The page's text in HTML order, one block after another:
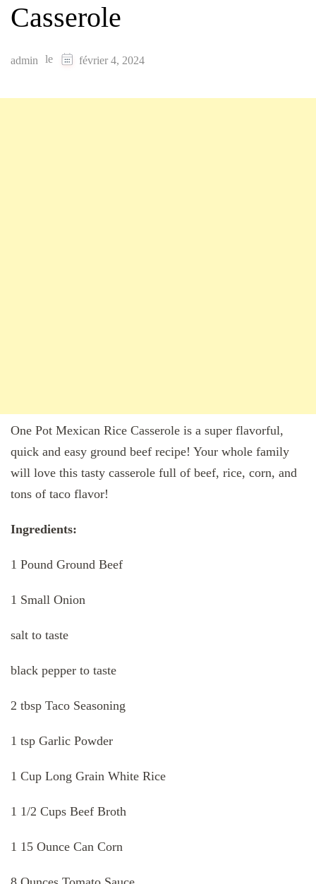
Casserole
admin le février 4, 2024
One Pot Mexican Rice Casserole is a super flavorful,
quick and easy ground beef recipe! Your whole family
will love this tasty casserole full of beef, rice, corn, and
tons of taco flavor!
Ingredients:
1 Pound Ground Beef
1 Small Onion
salt to taste
black pepper to taste
2 tbsp Taco Seasoning
1 tsp Garlic Powder
1 Cup Long Grain White Rice
1 1/2 Cups Beef Broth
1 15 Ounce Can Corn